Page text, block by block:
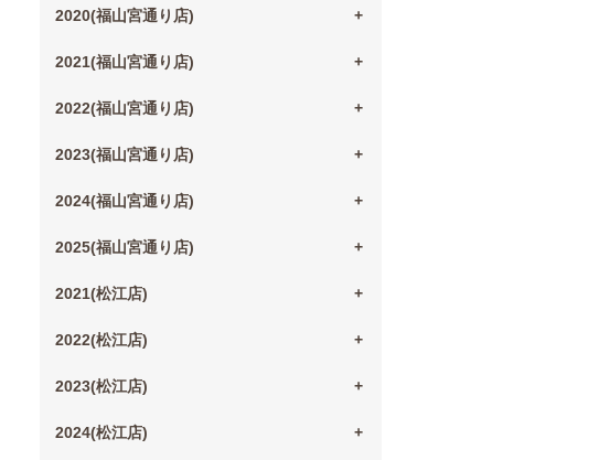
2020(福山宮通り店)
2021(福山宮通り店)
2022(福山宮通り店)
2023(福山宮通り店)
2024(福山宮通り店)
2025(福山宮通り店)
2021(松江店)
2022(松江店)
2023(松江店)
2024(松江店)